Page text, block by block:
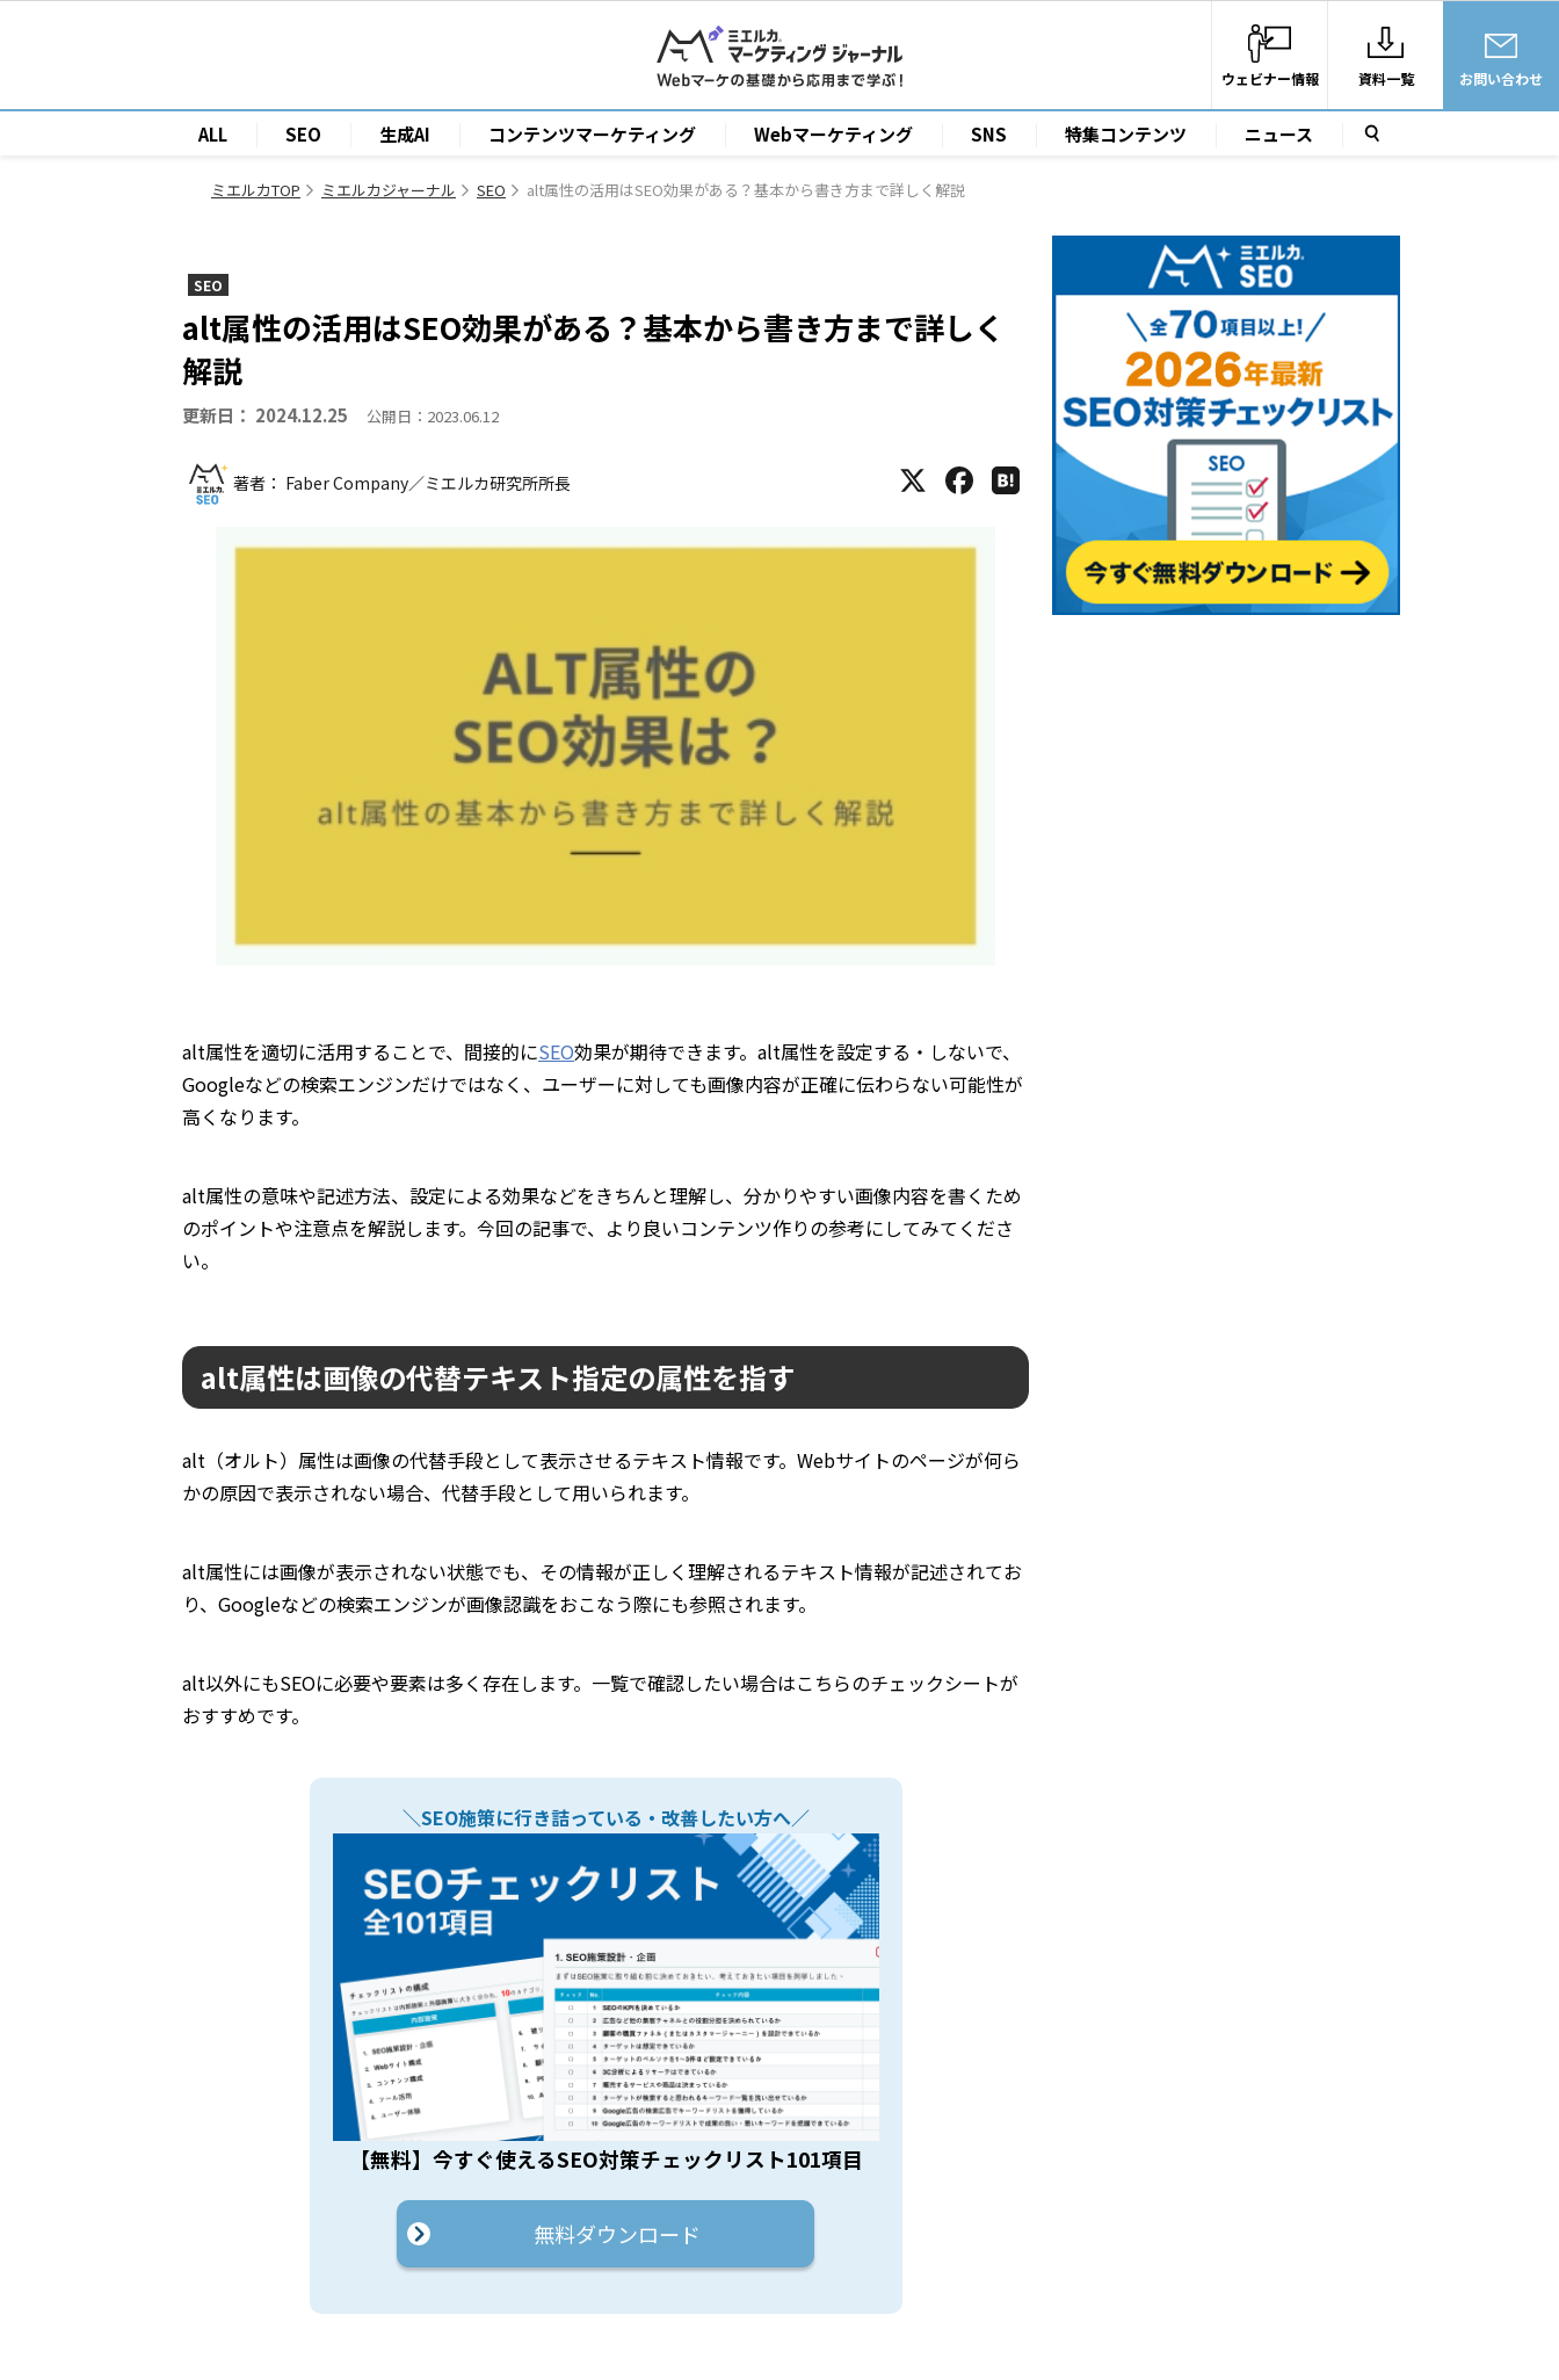
ウェビナー情報 資料一覧 お問い合わせ
ALL SEO 生成AI コンテンツマーケティング Webマーケティング SNS 特集コンテンツ ニュース
ミエルカTOP ミエルカジャーナル SEO alt属性の活用はSEO効果がある？基本から書き方まで詳しく解説
SEO
alt属性の活用はSEO効果がある？基本から書き方まで詳しく
解説
更新日： 2024.12.25 公開日：2023.06.12
著者： Faber Company／ミエルカ研究所所長
alt属性を適切に活用することで、間接的にSEO効果が期待できます。alt属性を設定する・しないで、
Googleなどの検索エンジンだけではなく、ユーザーに対しても画像内容が正確に伝わらない可能性が
高くなります。
alt属性の意味や記述方法、設定による効果などをきちんと理解し、分かりやすい画像内容を書くため
のポイントや注意点を解説します。今回の記事で、より良いコンテンツ作りの参考にしてみてくださ
い。
alt属性は画像の代替テキスト指定の属性を指す
alt（オルト）属性は画像の代替手段として表示させるテキスト情報です。Webサイトのページが何ら
かの原因で表示されない場合、代替手段として用いられます。
alt属性には画像が表示されない状態でも、その情報が正しく理解されるテキスト情報が記述されてお
り、Googleなどの検索エンジンが画像認識をおこなう際にも参照されます。
alt以外にもSEOに必要や要素は多く存在します。一覧で確認したい場合はこちらのチェックシートが
おすすめです。
＼SEO施策に行き詰っている・改善したい方へ／
【無料】今すぐ使えるSEO対策チェックリスト101項目
無料ダウンロード